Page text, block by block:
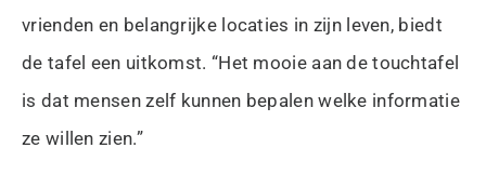
vrienden en belangrijke locaties in zijn leven, biedt
de tafel een uitkomst. “Het mooie aan de touchtafel
is dat mensen zelf kunnen bepalen welke informatie
ze willen zien.”